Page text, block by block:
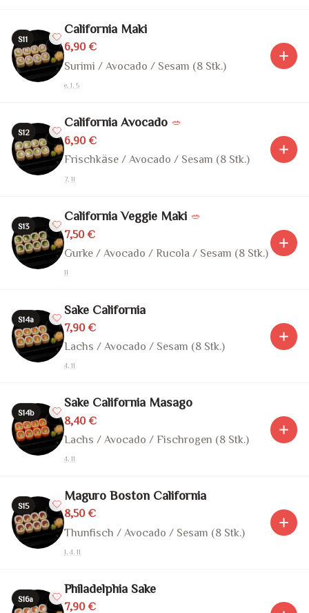
S11
California Maki
6,90 €
Surimi / Avocado / Sesam (8 Stk.)
e, 1, 5
S12
California Avocado 🥗
6,90 €
Frischkäse / Avocado / Sesam (8 Stk.)
7, 11
S13
California Veggie Maki 🥗
7,50 €
Gurke / Avocado / Rucola / Sesam (8 Stk.)
11
S14a
Sake California
7,90 €
Lachs / Avocado / Sesam (8 Stk.)
4, 11
S14b
Sake California Masago
8,40 €
Lachs / Avocado / Fischrogen (8 Stk.)
4, 11
S15
Maguro Boston California
8,50 €
Thunfisch / Avocado / Sesam (8 Stk.)
1, 4, 11
S16a
Philadelphia Sake
7,90 €